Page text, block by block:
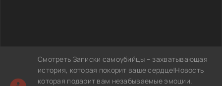
Смотреть Записки самоубийцы – захватывающая
история, которая покорит ваше сердце!Новость
которая подарит вам незабываемые эмоции.